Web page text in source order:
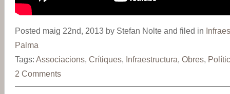
Posted maig 22nd, 2013 by Stefan Nolte and filed in
Palma
Tags: Associacions, Crítiques, Infraestructura, Obres,
2 Comments